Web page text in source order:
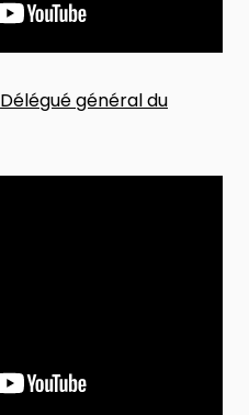
Délégué général du